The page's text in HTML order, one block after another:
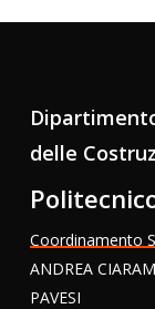
delle
Coordinamento
ANDREA
PAVESI